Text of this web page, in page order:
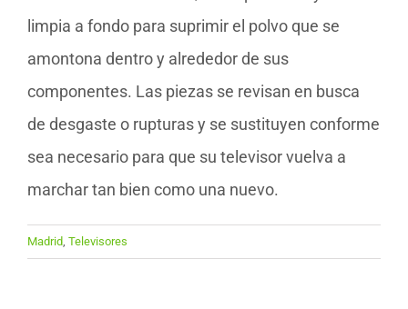
limpia a fondo para suprimir el polvo que se
amontona dentro y alrededor de sus
componentes. Las piezas se revisan en busca
de desgaste o rupturas y se sustituyen conforme
sea necesario para que su televisor vuelva a
marchar tan bien como una nuevo.
Madrid Televisores